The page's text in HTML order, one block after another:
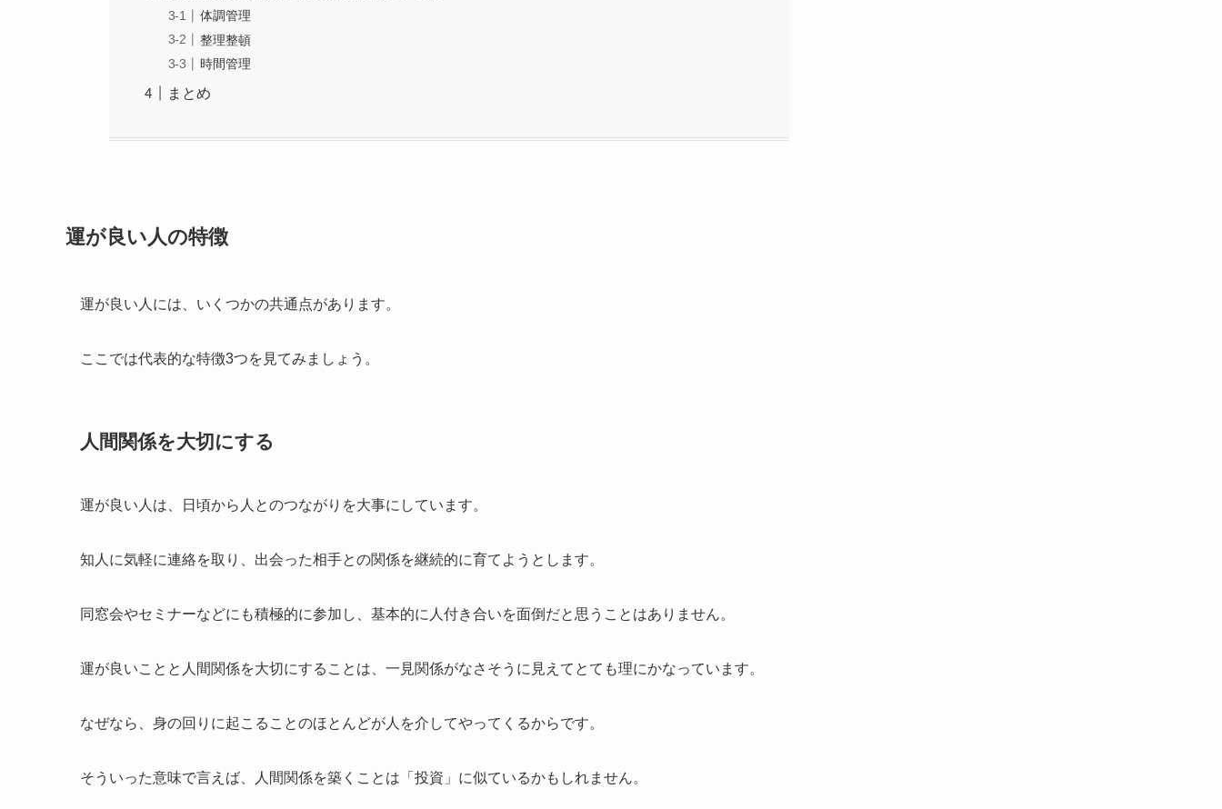
体調管理
整理整頓
時間管理
まとめ
運が良い人の特徴
運が良い人には、いくつかの共通点があります。
ここでは代表的な特徴3つを見てみましょう。
人間関係を大切にする
運が良い人は、日頃から人とのつながりを大事にしています。
知人に気軽に連絡を取り、出会った相手との関係を継続的に育てようとします。
同窓会やセミナーなどにも積極的に参加し、基本的に人付き合いを面倒だと思うことはありません。
運が良いことと人間関係を大切にすることは、一見関係がなさそうに見えてとても理にかなっています。
なぜなら、身の回りに起こることのほとんどが人を介してやってくるからです。
そういった意味で言えば、人間関係を築くことは「投資」に似ているかもしれません。